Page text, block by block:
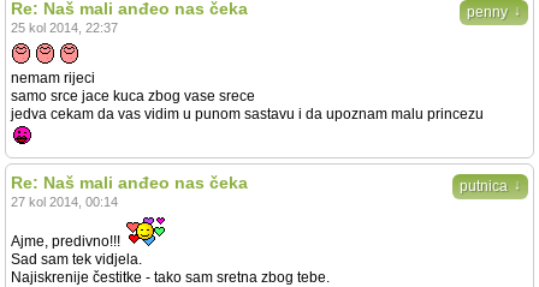
penny ↓
Re: Naš mali anđeo nas čeka
25 kol 2014, 22:37
nemam rijeci
samo srce jace kuca zbog vase srece
jedva cekam da vas vidim u punom sastavu i da upoznam malu princezu
putnica ↓
Re: Naš mali anđeo nas čeka
27 kol 2014, 00:14
Ajme, predivno!!!
Sad sam tek vidjela.
Najiskrenije čestitke - tako sam sretna zbog tebe.